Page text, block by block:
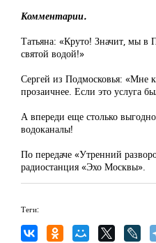
Комментарии.
Татьяна: «Круто! Значит, мы в
святой водой!»
Сергей из Подмосковья: «Мне
прозаичнее. Если это услуга
А впереди еще столько
водоканалы!
По передаче «Утренний
радиостанция «Эхо Москвы».
Теги: